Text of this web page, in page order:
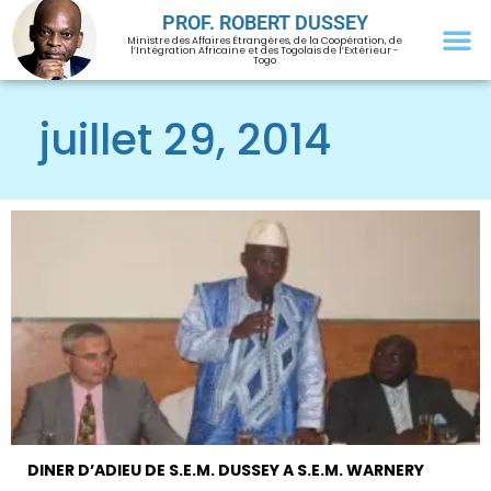
PROF. ROBERT DUSSEY
Ministre des Affaires Étrangères, de la Coopération, de
l’Intégration Africaine et des Togolais de l’Extérieur -
Togo
juillet 29, 2014
DINER D’ADIEU DE S.E.M. DUSSEY A S.E.M. WARNERY